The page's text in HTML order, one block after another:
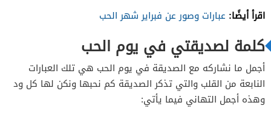
اقرأ أيضًا: عبارات وصور عن فبراير شهر الحب
كلمة لصديقتي في يوم الحب
أجمل ما نشاركه مع الصديقة في يوم الحب هي تلك العبارات
النابعة من القلب والتي تذكر الصديقة كم نحبها ونكن لها كل ود
وهذه أجمل التهاني فيما يأتي: